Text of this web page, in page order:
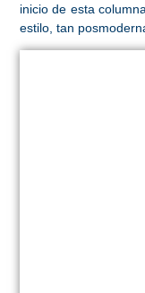
inicio de esta
estilo, tan